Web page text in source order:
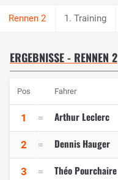
1. Training
ERGEBNISSE - RENNEN 2
Pos Fahrer
1 Arthur Leclerc
2 Dennis Hauger
3 Théo Pourchaire